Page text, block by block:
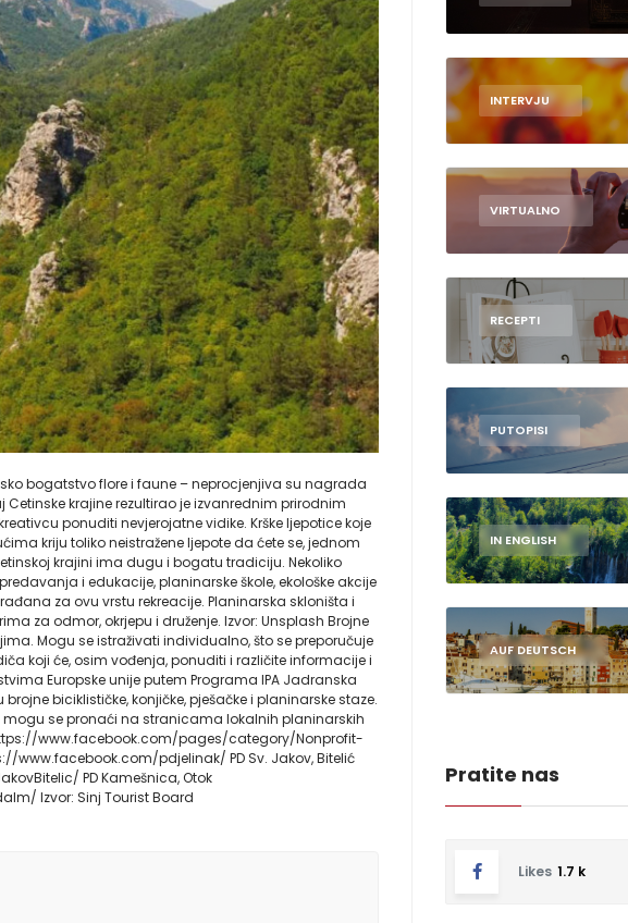
bogatstvo flore i faune – neprocjenjiva su nagrada
krajine rezultirao je izvanrednim prirodnim
ponuditi nevjerojatne vidike. Krške ljepotice koje
kriju toliko neistražene ljepote da ćete se, jednom
krajini ima dugu i bogatu tradiciju. Nekoliko
i edukacije, planinarske škole, ekološke akcije
za ovu vrstu rekreacije. Planinarska skloništa i
za odmor, okrjepu i druženje. Izvor: Unsplash Brojne
Mogu se istraživati individualno, što se preporučuje
koji će, osim vođenja, ponuditi i različite informacije i
Europske unije putem Programa IPA Jadranska
biciklističke, konjičke, pješačke i planinarske staze.
se pronaći na stranicama lokalnih planinarskih
www.facebook.com/pages/category/Nonprofit-
www.facebook.com/pdjelinak/ PD Sv. Jakov, Bitelić
PD Kamešnica, Otok
Izvor: Sinj Tourist Board
INTERVJU
VIRTUALNO
RECEPTI
PUTOPISI
IN ENGLISH
AUF DEUTSCH
Pratite nas
Likes 1.7 k